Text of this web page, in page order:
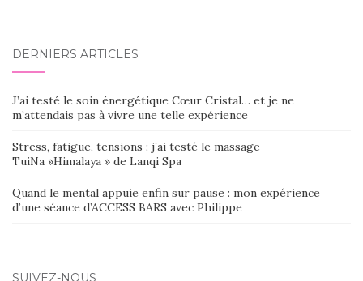
DERNIERS ARTICLES
J’ai testé le soin énergétique Cœur Cristal… et je ne
m’attendais pas à vivre une telle expérience
Stress, fatigue, tensions : j’ai testé le massage
TuiNa »Himalaya » de Lanqi Spa
Quand le mental appuie enfin sur pause : mon expérience
d’une séance d’ACCESS BARS avec Philippe
SUIVEZ-NOUS